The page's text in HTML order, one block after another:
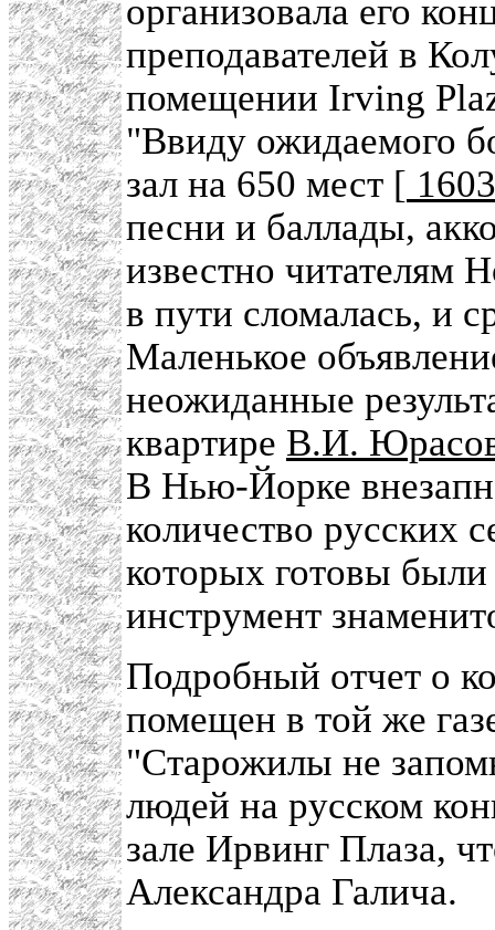
организовала его
преподавателей в
помещении Irving
"Ввиду ожидаемого
зал на 650 мест [ 1603
песни и баллады,
известно читателям
в пути сломалась, и
Маленькое
неожиданные
квартире В.И.
В Нью-Йорке
количество русских
которых готовы
инструмент
Подробный отчет о
помещен в той же
"Старожилы не
людей на русском
зале Ирвинг Плаза,
Александра Галича.